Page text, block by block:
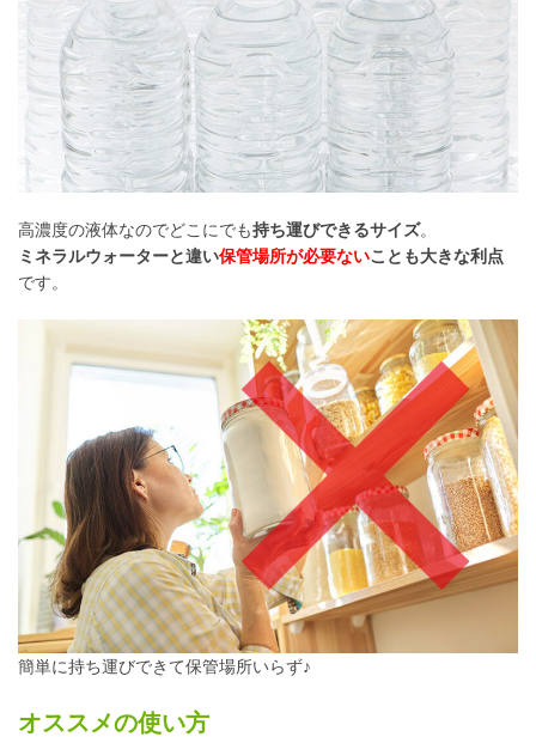
高濃度の液体なのでどこにでも持ち運びできるサイズ。
ミネラルウォーターと違い保管場所が必要ないことも大きな利点
です。
簡単に持ち運びできて保管場所いらず♪
オススメの使い方